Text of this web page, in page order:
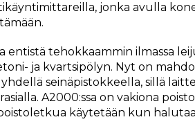
jonka avulla
entistä tehokkaammin ilmassa
ja kvartsipölyn. Nyt on
yhdellä seinäpistokkeella, sillä
A2000:ssa on vakiona
käytetään kun